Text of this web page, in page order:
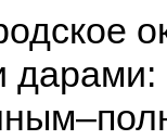
дарами: